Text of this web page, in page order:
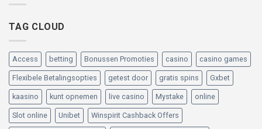
TAG CLOUD
Access betting Bonussen Promoties casino casino games
Flexibele Betalingsopties getest door gratis spins Gxbet
kaasino kunt opnemen live casino Mystake online
Slot online Unibet Winspirit Cashback Offers